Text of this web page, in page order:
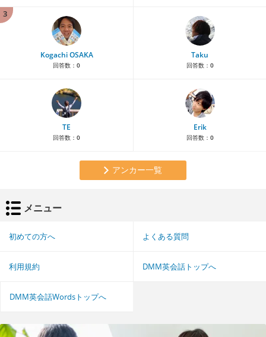
3
Kogachi OSAKA
回答数： 0
Taku
回答数： 0
TE
回答数： 0
Erik
回答数： 0
アンカー一覧
メニュー
初めての方へ よくある質問
利用規約 DMM英会話トップへ
DMM英会話Wordsトップへ